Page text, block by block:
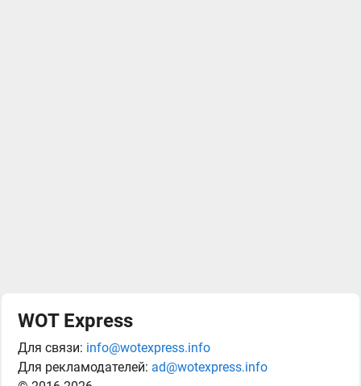
WOT Express
Для связи: info@wotexpress.info
Для рекламодателей: ad@wotexpress.info